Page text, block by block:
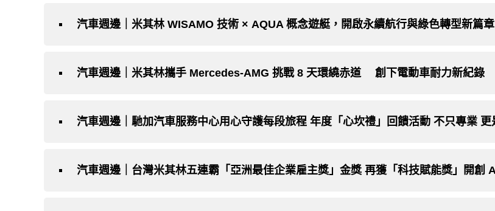
汽車週邊｜米其林 WISAMO 技術 × AQUA 概念遊艇，開啟永續航行與綠色轉型新篇章
汽車週邊｜米其林攜手 Mercedes-AMG 挑戰 8 天環繞赤道 創下電動車耐力新紀錄